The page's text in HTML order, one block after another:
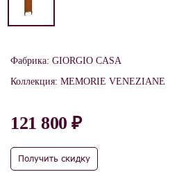
Фабрика: GIORGIO CASA
Коллекция: MEMORIE VENEZIANE
121 800 ₽
Получить скидку